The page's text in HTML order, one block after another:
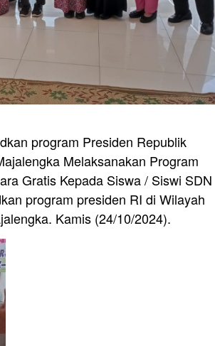
program Presiden Republik
Melaksanakan Program
Gratis Kepada Siswa / Siswi SDN
program presiden RI di Wilayah
Kamis (24/10/2024).